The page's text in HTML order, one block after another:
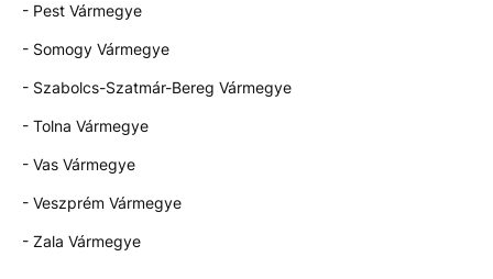
- Pest Vármegye
- Somogy Vármegye
- Szabolcs-Szatmár-Bereg Vármegye
- Tolna Vármegye
- Vas Vármegye
- Veszprém Vármegye
- Zala Vármegye